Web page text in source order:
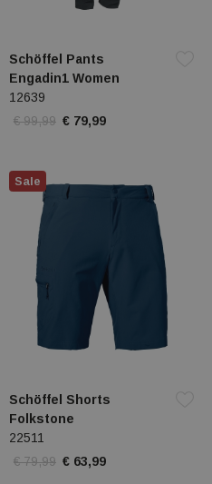
Schöffel Pants
Engadin1 Women
12639
€ 99,99 € 79,99
Schöffel Shorts
Folkstone
22511
€ 79,99 € 63,99
Sale